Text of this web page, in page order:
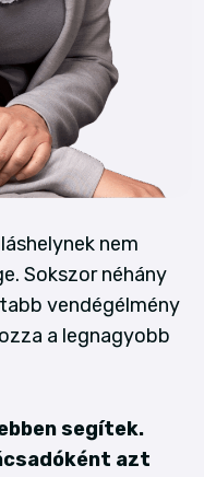
nem
Sokszor néhány
vendégélmény
a legnagyobb
segítek.
azt